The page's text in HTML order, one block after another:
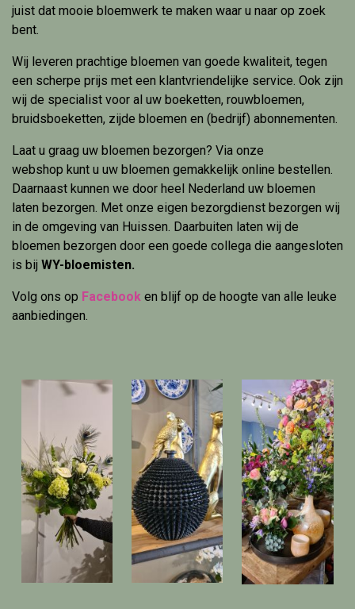
juist dat mooie bloemwerk te maken waar u naar op zoek
bent.
Wij leveren prachtige bloemen van goede kwaliteit, tegen
een scherpe prijs met een klantvriendelijke service. Ook zijn
wij de specialist voor al uw boeketten, rouwbloemen,
bruidsboeketten, zijde bloemen en (bedrijf) abonnementen.
Laat u graag uw bloemen bezorgen? Via onze
webshop kunt u uw bloemen gemakkelijk online bestellen.
Daarnaast kunnen we door heel Nederland uw bloemen
laten bezorgen. Met onze eigen bezorgdienst bezorgen wij
in de omgeving van Huissen. Daarbuiten laten wij de
bloemen bezorgen door een goede collega die aangesloten
is bij WY-bloemisten.
Volg ons op Facebook en blijf op de hoogte van alle leuke
aanbiedingen.